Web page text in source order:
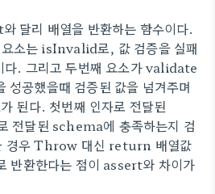
달리 배열을 반환하는 함수이다.
요소는 isInvalid로, 값 검증을 실패
. 그리고 두번째 요소가 validate
성공했을때 검증된 값을 넘겨주며
된다. 첫번째 인자로 전달된
전달된 schema에 충족하는지 검
경우 Throw 대신 return 배열값
반환한다는 점이 assert와 차이가